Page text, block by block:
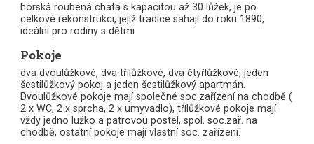
horská roubená chata s kapacitou až 30 lůžek, je po
celkové rekonstrukci, jejíž tradice sahají do roku 1890,
ideální pro rodiny s dětmi
Pokoje
dva dvoulůžkové, dva třílůžkové, dva čtyřlůžkové, jeden
šestilůžkový pokoj a jeden šestilůžkový apartmán.
Dvoulůžkové pokoje mají společné soc.zařízení na chodbě (
2 x WC, 2 x sprcha, 2 x umyvadlo), třílůžkové pokoje mají
vždy jedno lužko a patrovou postel, spol. soc.zař. na
chodbě, ostatní pokoje mají vlastní soc. zařízení.